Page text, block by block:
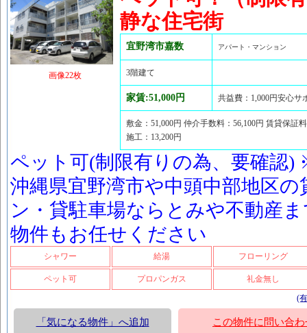
画像22枚
静な住宅街
宜野湾市嘉数 アパート・マンション
3階建て
家賃:51,000円 共益費：1,000円安心サ
敷金：51,000円 仲介手数料：56,100円 賃貸保証
施工：13,200円
ペット可(制限有りの為、要確認)
沖縄県宜野湾市や中頭中部地区
ン・貸駐車場ならとみや不動産
物件もお任せください
シャワー 給湯 フローリング
ペット可 プロパンガス
礼金無し
(
「気になる物件」へ追加 この物件に問い合わ